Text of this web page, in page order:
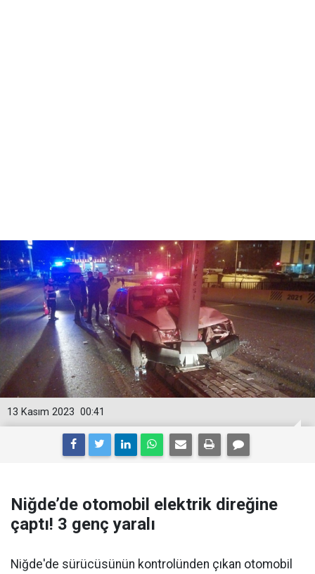
00:41
13 Kasım 2023
Niğde’de otomobil elektrik direğine
çaptı! 3 genç yaralı
Niğde'de sürücüsünün kontrolünden çıkan otomobil